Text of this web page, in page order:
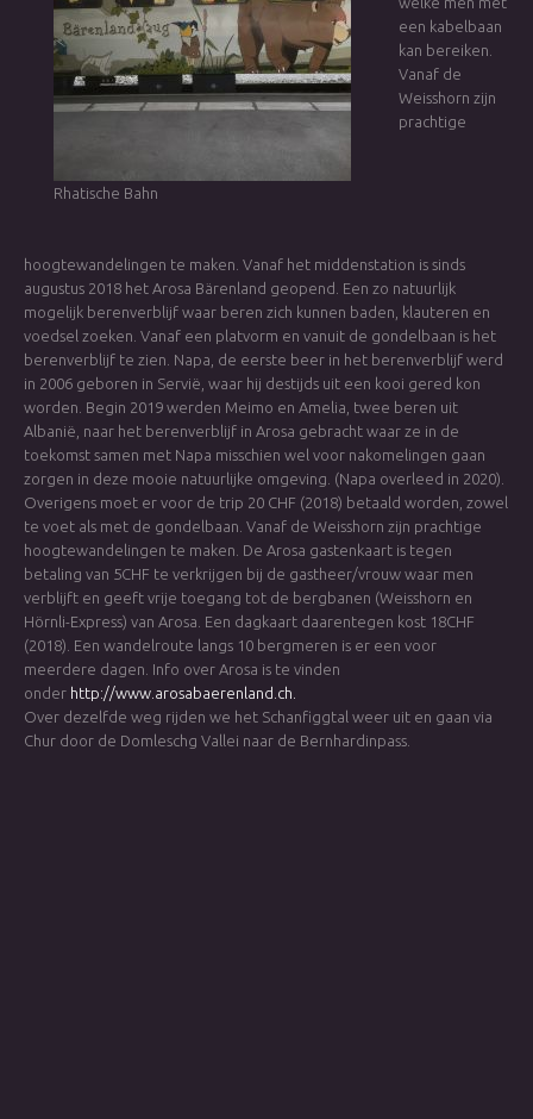
Rhatische Bahn
een kabelbaan
kan bereiken.
Vanaf de
Weisshorn zijn
prachtige
hoogtewandelingen te maken. Vanaf het middenstation is sinds
augustus 2018 het Arosa Bärenland geopend. Een zo natuurlijk
mogelijk berenverblijf waar beren zich kunnen baden, klauteren en
voedsel zoeken. Vanaf een platvorm en vanuit de gondelbaan is het
berenverblijf te zien. Napa, de eerste beer in het berenverblijf werd
in 2006 geboren in Servië, waar hij destijds uit een kooi gered kon
worden. Begin 2019 werden Meimo en Amelia, twee beren uit
Albanië, naar het berenverblijf in Arosa gebracht waar ze in de
toekomst samen met Napa misschien wel voor nakomelingen gaan
zorgen in deze mooie natuurlijke omgeving. (Napa overleed in 2020).
Overigens moet er voor de trip 20 CHF (2018) betaald worden, zowel
te voet als met de gondelbaan. Vanaf de Weisshorn zijn prachtige
hoogtewandelingen te maken. De Arosa gastenkaart is tegen
betaling van 5CHF te verkrijgen bij de gastheer/vrouw waar men
verblijft en geeft vrije toegang tot de bergbanen (Weisshorn en
Hörnli-Express) van Arosa. Een dagkaart daarentegen kost 18CHF
(2018). Een wandelroute langs 10 bergmeren is er een voor
meerdere dagen. Info over Arosa is te vinden
onder http://www.arosabaerenland.ch
Over dezelfde weg rijden we het Schanfiggtal weer uit en gaan via
Chur door de Domleschg Vallei naar de Bernhardinpass.